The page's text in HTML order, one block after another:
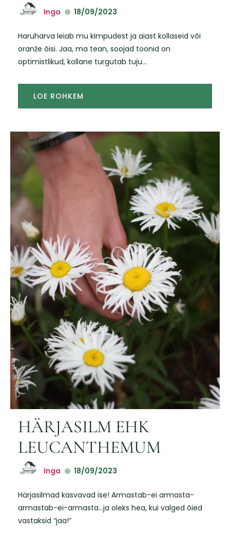
Inga 18/09/2023
Haruharva leiab mu kimpudest ja aiast kollaseid või
oranže õisi. Jaa, ma tean, soojad toonid on
optimistlikud, kollane turgutab tuju...
LOE ROHKEM
HÄRJASILM EHK
LEUCANTHEMUM
Inga 18/09/2023
Härjasilmad kasvavad ise! Armastab-ei armasta-
armastab-ei-armasta…ja oleks hea, kui valged õied
vastaksid “jaa!”